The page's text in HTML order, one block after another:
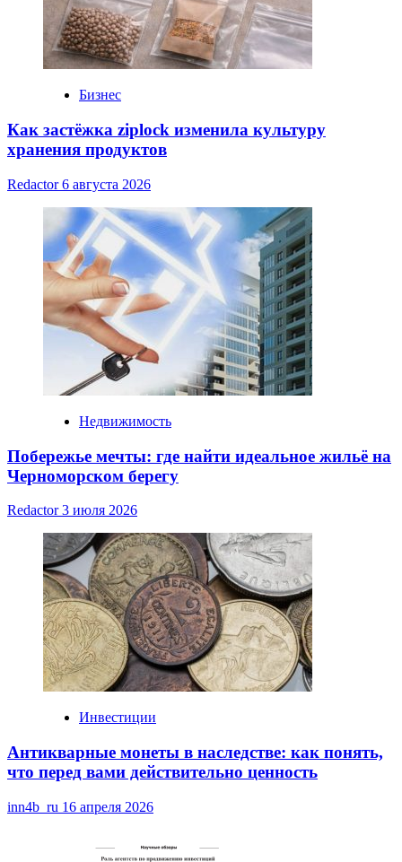
Бизнес
Как застёжка ziplock изменила культуру
хранения продуктов
Redactor6 августа 2026
Недвижимость
Побережье мечты: где найти идеальное жильё на
Черноморском берегу
Redactor3 июля 2026
Инвестиции
Антикварные монеты в наследстве: как понять,
что перед вами действительно ценность
inn4b_ru 16 апреля 2026